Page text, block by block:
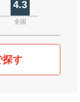
4.3
全国
探す